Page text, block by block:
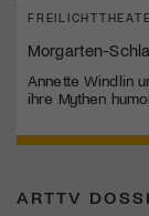
Morgarten-
Annette Windlin
ihre Mythen
ARTTV